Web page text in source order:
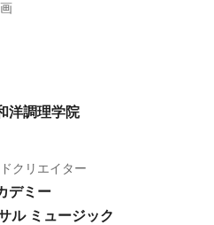
洋調理学院
クリエイター
デミー
ル ミュージック